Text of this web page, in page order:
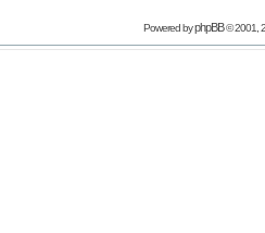
Powered byphpBB© 2001,